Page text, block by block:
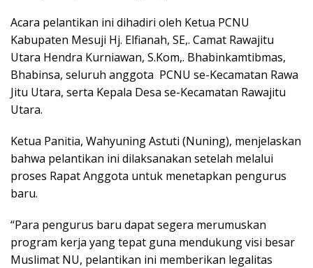
Acara pelantikan ini dihadiri oleh Ketua PCNU
Kabupaten Mesuji Hj. Elfianah, SE,. Camat Rawajitu
Utara Hendra Kurniawan, S.Kom,. Bhabinkamtibmas,
Bhabinsa, seluruh anggota PCNU se-Kecamatan Rawa
Jitu Utara, serta Kepala Desa se-Kecamatan Rawajitu
Utara.
Ketua Panitia, Wahyuning Astuti (Nuning), menjelaskan
bahwa pelantikan ini dilaksanakan setelah melalui
proses Rapat Anggota untuk menetapkan pengurus
baru.
“Para pengurus baru dapat segera merumuskan
program kerja yang tepat guna mendukung visi besar
Muslimat NU, pelantikan ini memberikan legalitas